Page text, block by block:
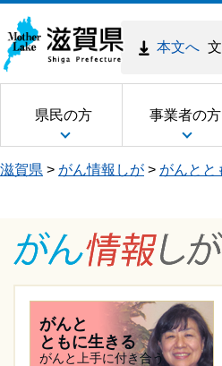
本文へ
県民の方 事業者の方
滋賀県 > がん情報しが > がんとと
がんと
ともに生きる
がんと上手に付き合う